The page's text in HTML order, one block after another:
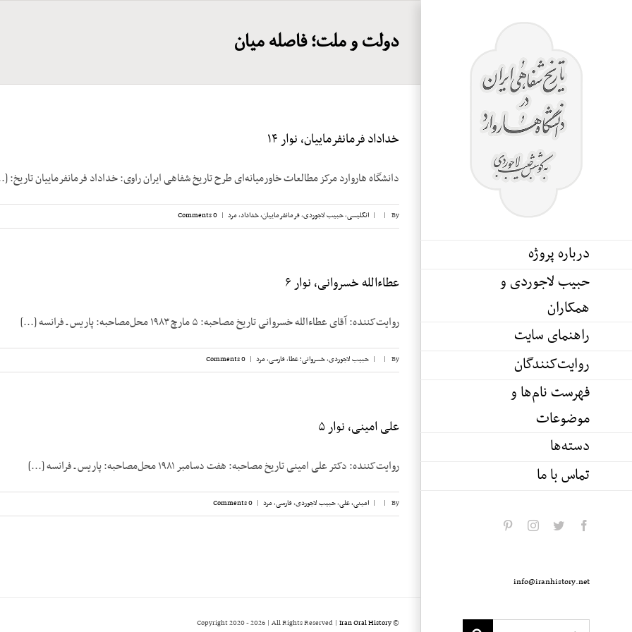
درباره پروژه
حبیب لاجوردی و
همکاران
راهنمای سایت
روایت‌کنندگان
فهرست نام‌ها و
موضوعات
دسته‌ها
تماس با ما
facebook
twitter
instagram
info@iranhistory.net
دولت و ملت؛ فاصله میان
خداداد فرمانفرماییان، نوار ۱۴
دانشگاه هاروارد مرکز مطالعات خاورمیانه‌ای طرح تاریخ شفاهی ایران راوی: خداداد فرمانفرماییان تاریخ:
By
|
| انگلیسی,حبیب لاجوردی,فرمانفرماییان، خداداد,مرد |
0 Comments
عطاءالله خسروانی، نوار ۶
روایت‌کننده: آقای عطاءالله خسروانی تاریخ مصاحبه: ۵ مارچ ۱۹۸۳ محل‌مصاحبه: پاریس ـ فرانسه [...]
By
|
| حبیب لاجوردی,خسروانی؛ عطا,فارسی,مرد |
0 Comments
علی امینی، نوار ۵
روایت‌کننده: دکتر علی امینی تاریخ مصاحبه: هفت دسامبر ۱۹۸۱ محل‌مصاحبه: پاریس ـ فرانسه [...]
By
|
| امینی، علی,حبیب لاجوردی,فارسی,مرد |
0 Comments
© Copyright 2020 -
2026 | All Rights Reserved | Iran Oral History